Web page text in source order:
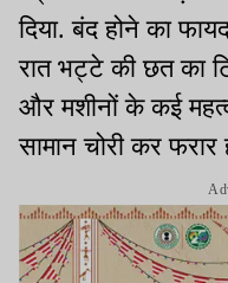
दिया. बंद होने का
रात भट्टे की छत का
और मशीनों के कई
सामान चोरी कर फरार